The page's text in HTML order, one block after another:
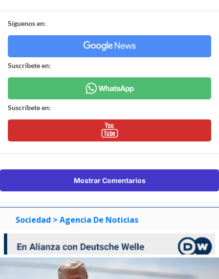
Síguenos en:
Suscríbete en:
Suscríbete en:
Mostrar Comentarios
Sociedad > Agencia De Noticias